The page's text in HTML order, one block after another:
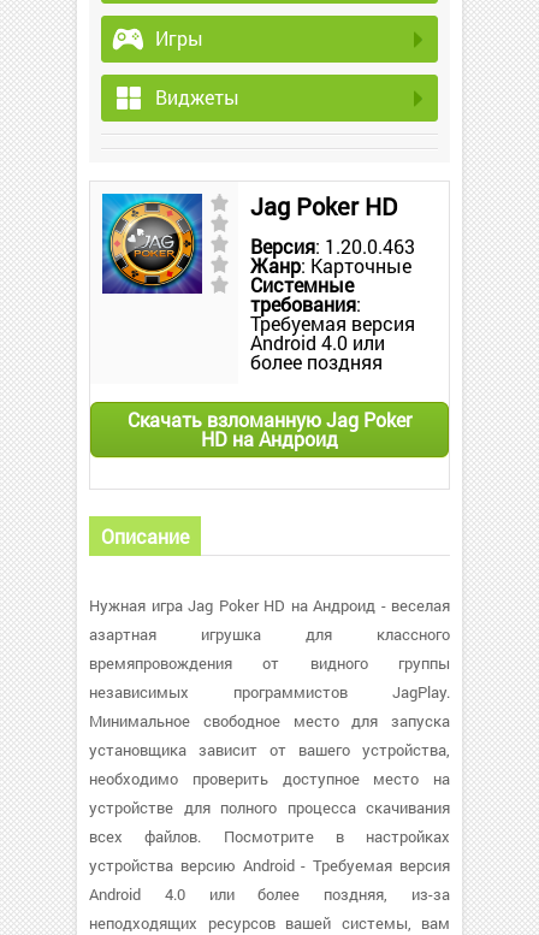
Игры
Виджеты
Jag Poker HD
Версия: 1.20.0.463
Жанр: Карточные
Системные
требования:
Требуемая версия
Android 4.0 или
более поздняя
Скачать взломанную Jag Poker
HD на Андроид
Описание
Нужная игра Jag Poker HD на Андроид - веселая
азартная игрушка для классного
времяпровождения от видного группы
независимых программистов JagPlay.
Минимальное свободное место для запуска
установщика зависит от вашего устройства,
необходимо проверить доступное место на
устройстве для полного процесса скачивания
всех файлов. Посмотрите в настройках
устройства версию Android - Требуемая версия
Android 4.0 или более поздняя, из-за
неподходящих ресурсов вашей системы, вам